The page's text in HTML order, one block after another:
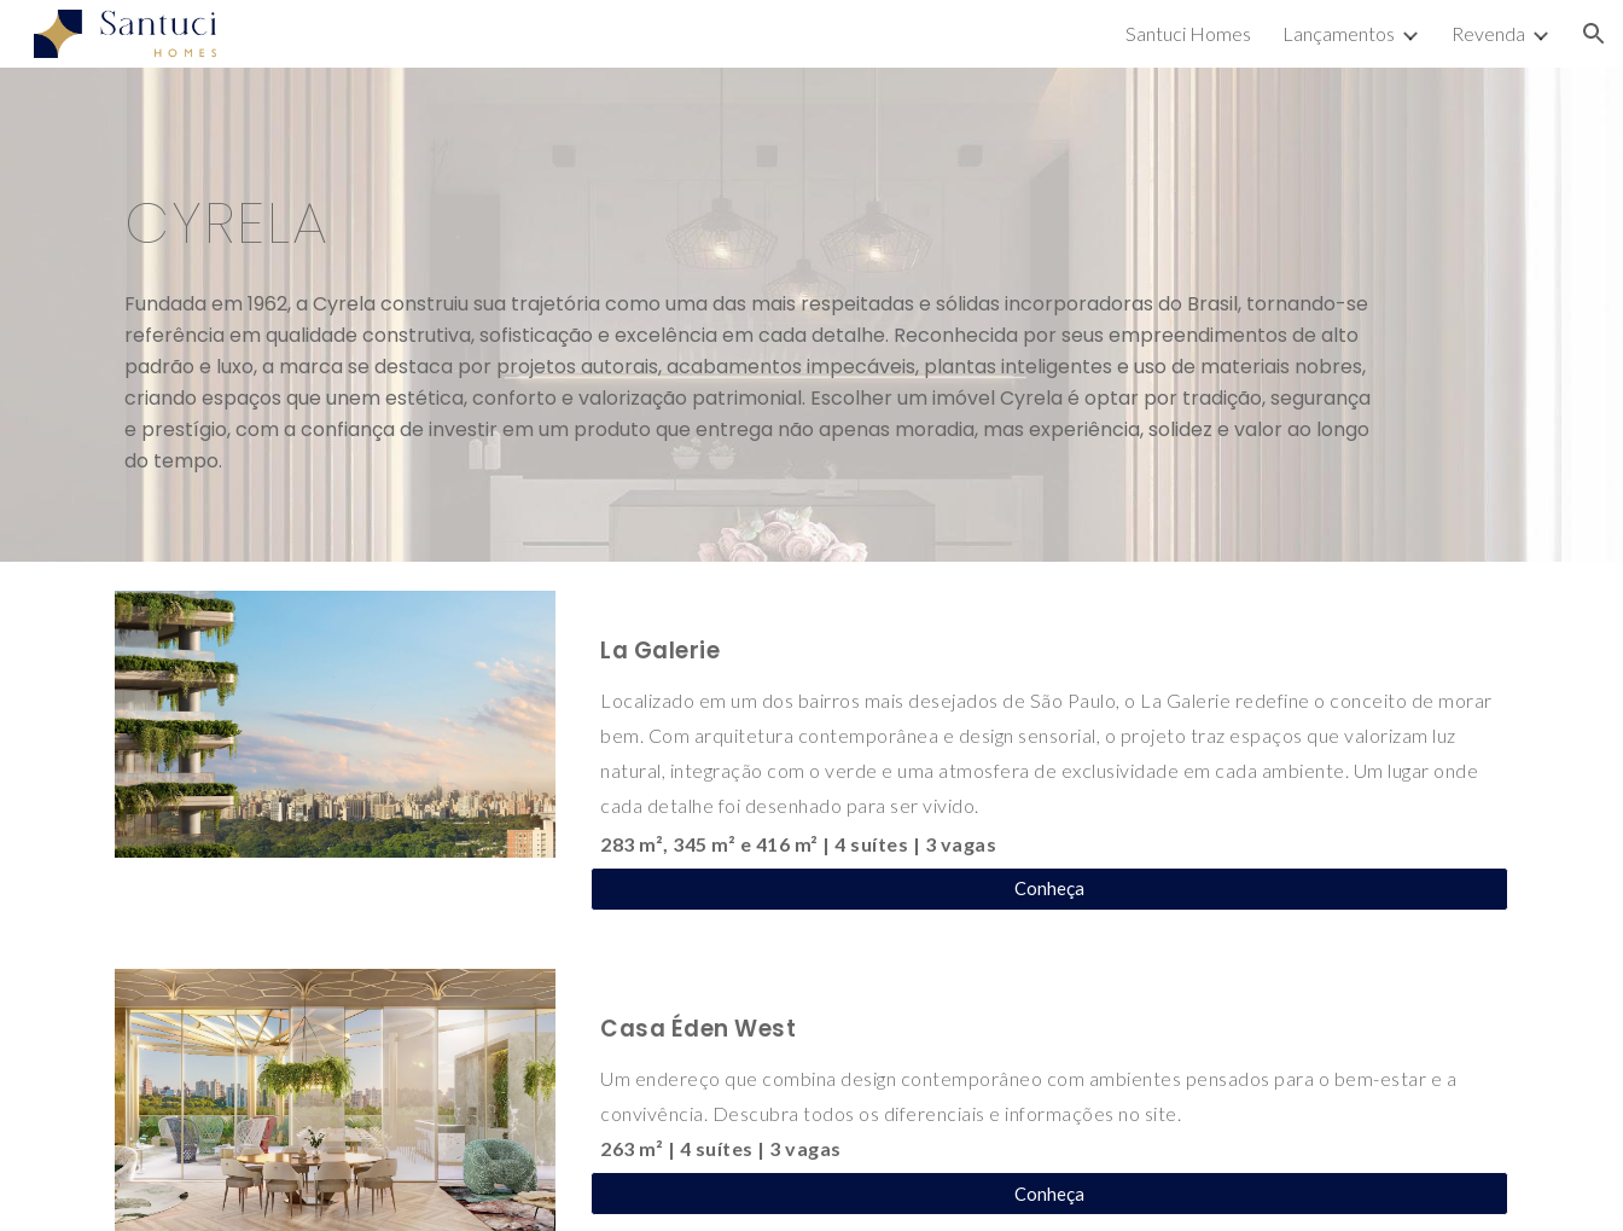
Santuci Homes Lançamentos Revenda
CYRELA
Fundada em 1962, a Cyrela construiu sua trajetória como uma das mais respeitadas e sólidas incorporadoras do Brasil, tornando-se
referência em qualidade construtiva, sofisticação e excelência em cada detalhe. Reconhecida por seus empreendimentos de alto
padrão e luxo, a marca se destaca por projetos autorais, acabamentos impecáveis, plantas inteligentes e uso de materiais nobres,
criando espaços que unem estética, conforto e valorização patrimonial. Escolher um imóvel Cyrela é optar por tradição, segurança
e prestígio, com a confiança de investir em um produto que entrega não apenas moradia, mas experiência, solidez e valor ao longo
do tempo.
La Galerie
Localizado em um dos bairros mais desejados de São Paulo, o La Galerie redefine o conceito de morar
bem. Com arquitetura contemporânea e design sensorial, o projeto traz espaços que valorizam luz
natural, integração com o verde e uma atmosfera de exclusividade em cada ambiente. Um lugar onde
cada detalhe foi desenhado para ser vivido.
283 m², 345 m² e 416 m² | 4 suítes | 3 vagas
Conheça
Casa Éden West
Um endereço que combina design contemporâneo com ambientes pensados para o bem-estar e a
convivência. Descubra todos os diferenciais e informações no site.
263 m² | 4 suítes | 3 vagas
Conheça